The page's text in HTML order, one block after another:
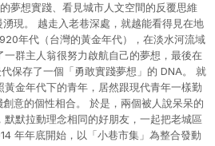
夢想實踐、看見城市人文空間的反覆思維
現。 越走入老巷深處，就越能看得見在地
年代（台灣的黃金年代），在淡水河流域
群主人翁很努力啟航自己的夢想，最後在
保存了一個「勇敢實踐夢想」的 DNA。 就
金年代下的青年，居然跟現代青年一樣勤
意的個性相合。 於是，兩個被人說呆呆的
默拉動理念相同的好朋友，一起把老城區
年年底開始，以「小巷市集」為整合發動